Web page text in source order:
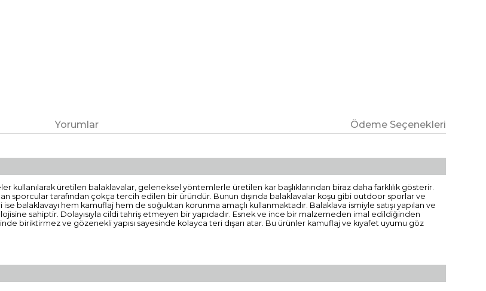
Yorumlar Ödeme Seçenekleri
kullanılarak üretilen balaklavalar, geleneksel yöntemlerle üretilen kar başlıklarından biraz daha farklılık gösterir.
sporcular tarafından çokça tercih edilen bir üründür. Bunun dışında balaklavalar koşu gibi outdoor sporlar ve
balaklavayı hem kamuflaj hem de soğuktan korunma amaçlı kullanmaktadır. Balaklava ismiyle satışı yapılan ve
sahiptir. Dolayısıyla cildi tahriş etmeyen bir yapıdadır. Esnek ve ince bir malzemeden imal edildiğinden
biriktirmez ve gözenekli yapısı sayesinde kolayca teri dışarı atar. Bu ürünler kamuflaj ve kıyafet uyumu göz